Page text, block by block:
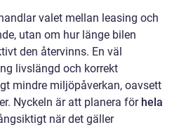
valet mellan leasing och
utan om hur länge bilen
den återvinns. En väl
livslängd och korrekt
mindre miljöpåverkan, oavsett
Nyckeln är att planera för hela
när det gäller